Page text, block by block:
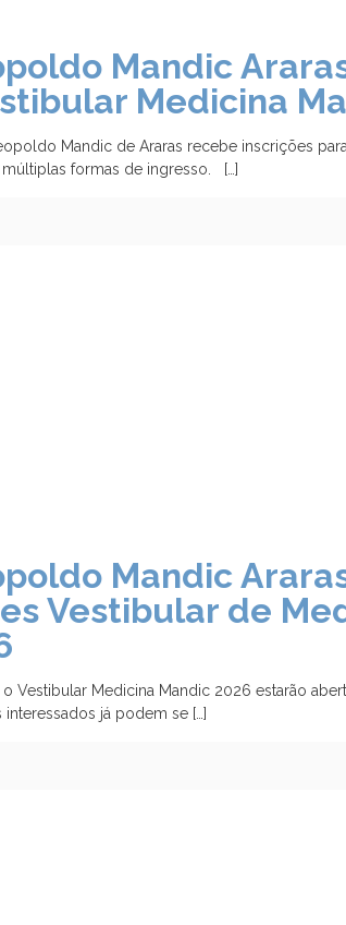
Mandic
Medicina
Mandic de Araras recebe inscrições
formas de ingresso.
[…]
Mandic
Vestibular de
Vestibular Medicina Mandic 2026 estarão
já podem se[…]